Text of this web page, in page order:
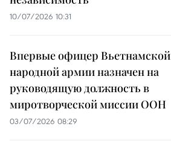
10/07/2026 10:31
Впервые офицер Вьетнамской
народной армии назначен на
руководящую должность в
миротворческой миссии ООН
03/07/2026 08:29